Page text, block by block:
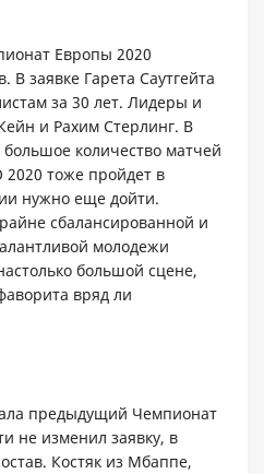
Европы 2020
В заявке Гарета Саутгейта
за 30 лет. Лидеры и
и Рахим Стерлинг. В
большое количество матчей
тоже пройдет в
нужно еще дойти.
сбалансированной и
молодежи
большой сцене,
вряд ли
предыдущий Чемпионат
не изменил заявку, в
Костяк из Мбаппе,